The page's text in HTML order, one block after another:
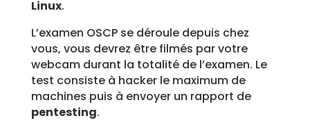
Linux.
L’examen OSCP se déroule depuis chez
vous, vous devrez être filmés par votre
webcam durant la totalité de l’examen. Le
test consiste à hacker le maximum de
machines puis à envoyer un rapport de
pentesting.